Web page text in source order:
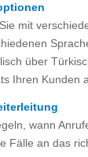
mit
über
Ihren Kunden
wann
Fälle an das